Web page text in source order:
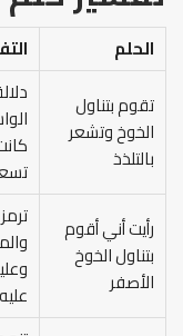
الحلم
تقوم بتناول
الخوخ وتشعر
بالتلذذ
رأيت أني أقوم
بتناول الخوخ
الأصفر